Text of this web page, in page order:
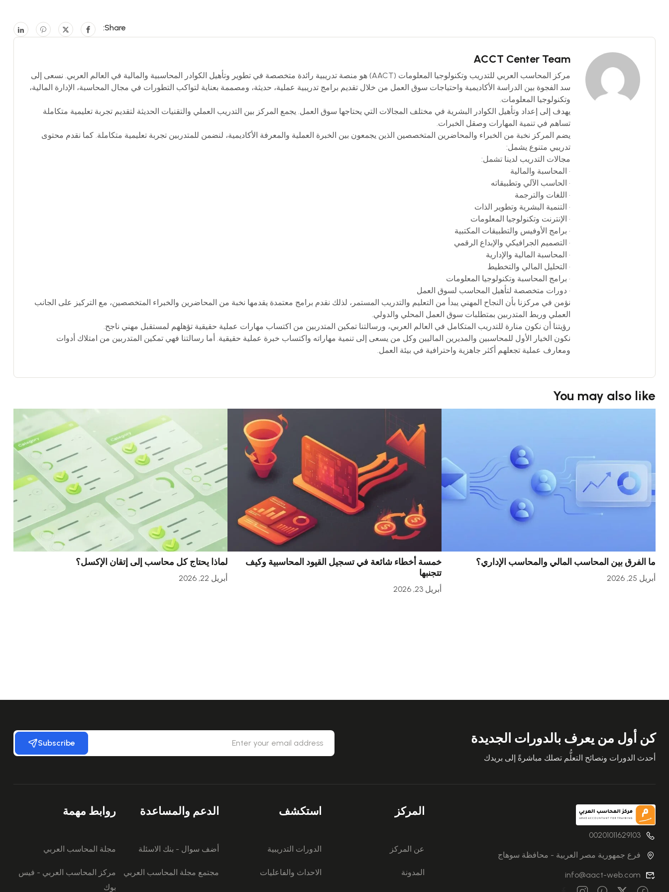
Share:
ACCT Center Team
مركز المحاسب العربي للتدريب وتكنولوجيا المعلومات (AACT) هو منصة تدريبية رائدة متخصصة في تطوير وتأهيل الكوادر المحاسبية والمالية في العالم العربي. نسعى إلى
سد الفجوة بين الدراسة الأكاديمية واحتياجات سوق العمل من خلال تقديم برامج تدريبية عملية، حديثة، ومصممة بعناية لتواكب التطورات في مجال المحاسبة، الإدارة المالية،
وتكنولوجيا المعلومات.
يهدف إلى إعداد وتأهيل الكوادر البشرية في مختلف المجالات التي يحتاجها سوق العمل. يجمع المركز بين التدريب العملي والتقنيات الحديثة لتقديم تجربة تعليمية متكاملة
تساهم في تنمية المهارات وصقل الخبرات.
يضم المركز نخبة من الخبراء والمحاضرين المتخصصين الذين يجمعون بين الخبرة العملية والمعرفة الأكاديمية، لنضمن للمتدربين تجربة تعليمية متكاملة. كما نقدم محتوى
تدريبي متنوع يشمل:
مجالات التدريب لدينا تشمل:
• المحاسبة والمالية
• الحاسب الآلي وتطبيقاته
• اللغات والترجمة
• التنمية البشرية وتطوير الذات
• الإنترنت وتكنولوجيا المعلومات
• برامج الأوفيس والتطبيقات المكتبية
• التصميم الجرافيكي والإبداع الرقمي
• المحاسبة المالية والإدارية
• التحليل المالي والتخطيط
• برامج المحاسبة وتكنولوجيا المعلومات
• دورات متخصصة لتأهيل المحاسب لسوق العمل
نؤمن في مركزنا بأن النجاح المهني يبدأ من التعليم والتدريب المستمر، لذلك نقدم برامج معتمدة يقدمها نخبة من المحاضرين والخبراء المتخصصين، مع التركيز على الجانب
العملي وربط المتدربين بمتطلبات سوق العمل المحلي والدولي.
رؤيتنا أن نكون منارة للتدريب المتكامل في العالم العربي، ورسالتنا تمكين المتدربين من اكتساب مهارات عملية حقيقية تؤهلهم لمستقبل مهني ناجح.
نكون الخيار الأول للمحاسبين والمديرين الماليين وكل من يسعى إلى تنمية مهاراته واكتساب خبرة عملية حقيقية. أما رسالتنا فهي تمكين المتدربين من امتلاك أدوات
ومعارف عملية تجعلهم أكثر جاهزية واحترافية في بيئة العمل.
You may also like
ما الفرق بين المحاسب المالي والمحاسب الإداري؟
أبريل 25, 2026
خمسة أخطاء شائعة في تسجيل القيود المحاسبية وكيف
تتجنبها
أبريل 23, 2026
لماذا يحتاج كل محاسب إلى إتقان الإكسل؟
أبريل 22, 2026
كن أول من يعرف بالدورات الجديدة
أحدث الدورات ونصائح التعلُّم تصلك مباشرةً إلى بريدك
Subscribe
00201011629103
فرع جمهورية مصر العربية - محافظة سوهاج
info@aact-web.com
المركز
عن المركز
المدونة
استكشف
الدورات التدريبية
الاحداث والفاعليات
الدعم والمساعدة
أضف سوال - بنك الاسئلة
مجتمع مجلة المحاسب العربي
روابط مهمة
مجلة المحاسب العربي
مركز المحاسب العربي - فيس
بوك